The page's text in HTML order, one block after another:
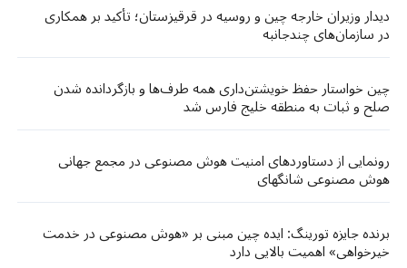
دیدار وزیران خارجه چین و روسیه در قرقیزستان؛ تأکید بر همکاری
در سازمان‌های چندجانبه
چین خواستار حفظ خویشتن‌داری همه طرف‌ها و بازگردانده شدن
صلح و ثبات به منطقه خلیج فارس شد
رونمایی از دستاوردهای امنیت هوش مصنوعی در مجمع جهانی
هوش مصنوعی شانگهای
برنده جایزه تورینگ: ایده چین مبنی بر «هوش مصنوعی در خدمت
خیرخواهی» اهمیت بالایی دارد